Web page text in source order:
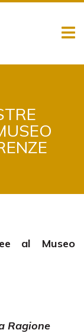
al Museo
Ragione